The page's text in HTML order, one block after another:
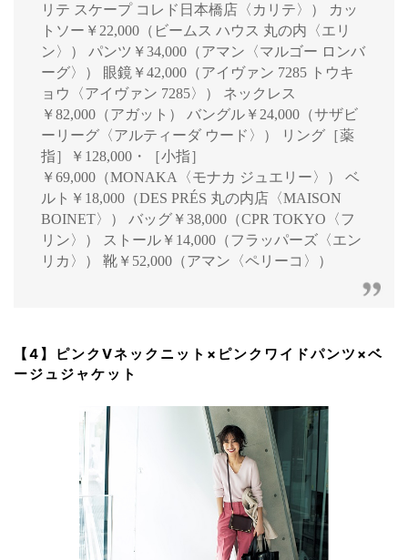
リテ スケープ コレド日本橋店〈カリテ〉） カッ
トソー￥22,000（ビームス ハウス 丸の内〈エリ
ン〉） パンツ￥34,000（アマン〈マルゴー ロンバ
ーグ〉） 眼鏡￥42,000（アイヴァン 7285 トウキ
ョウ〈アイヴァン 7285〉） ネックレス
￥82,000（アガット） バングル￥24,000（サザビ
ーリーグ〈アルティーダ ウード〉） リング［薬
指］￥128,000・［小指］
￥69,000（MONAKA〈モナカ ジュエリー〉） ベ
ルト￥18,000（DES PRÉS 丸の内店〈MAISON
BOINET〉） バッグ￥38,000（CPR TOKYO〈フ
リン〉） ストール￥14,000（フラッパーズ〈エン
リカ〉） 靴￥52,000（アマン〈ペリーコ〉）
【4】ピンクVネックニット×ピンクワイドパンツ×ベ
ージュジャケット